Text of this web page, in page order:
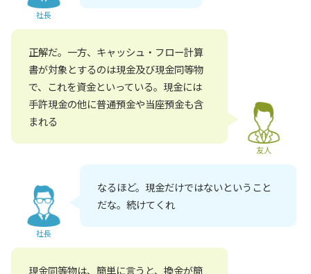
社長
正解だ。一方、キャッシュ・フロー計算
書が対象とするのは現金及び現金同等物
で、これを資金といっている。現金には
手許現金の他に普通預金や当座預金も含
まれる
友人
社長
なるほど。現金だけではないということ
だな。続けてくれ
現金同等物は、簡単に言うと、換金が簡